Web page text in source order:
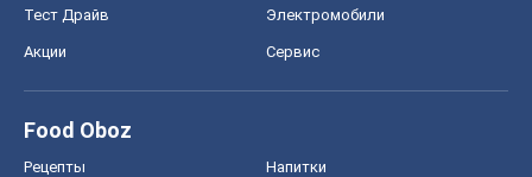
Тест Драйв Электромобили
Акции Сервис
Food Oboz
Рецепты Напитки